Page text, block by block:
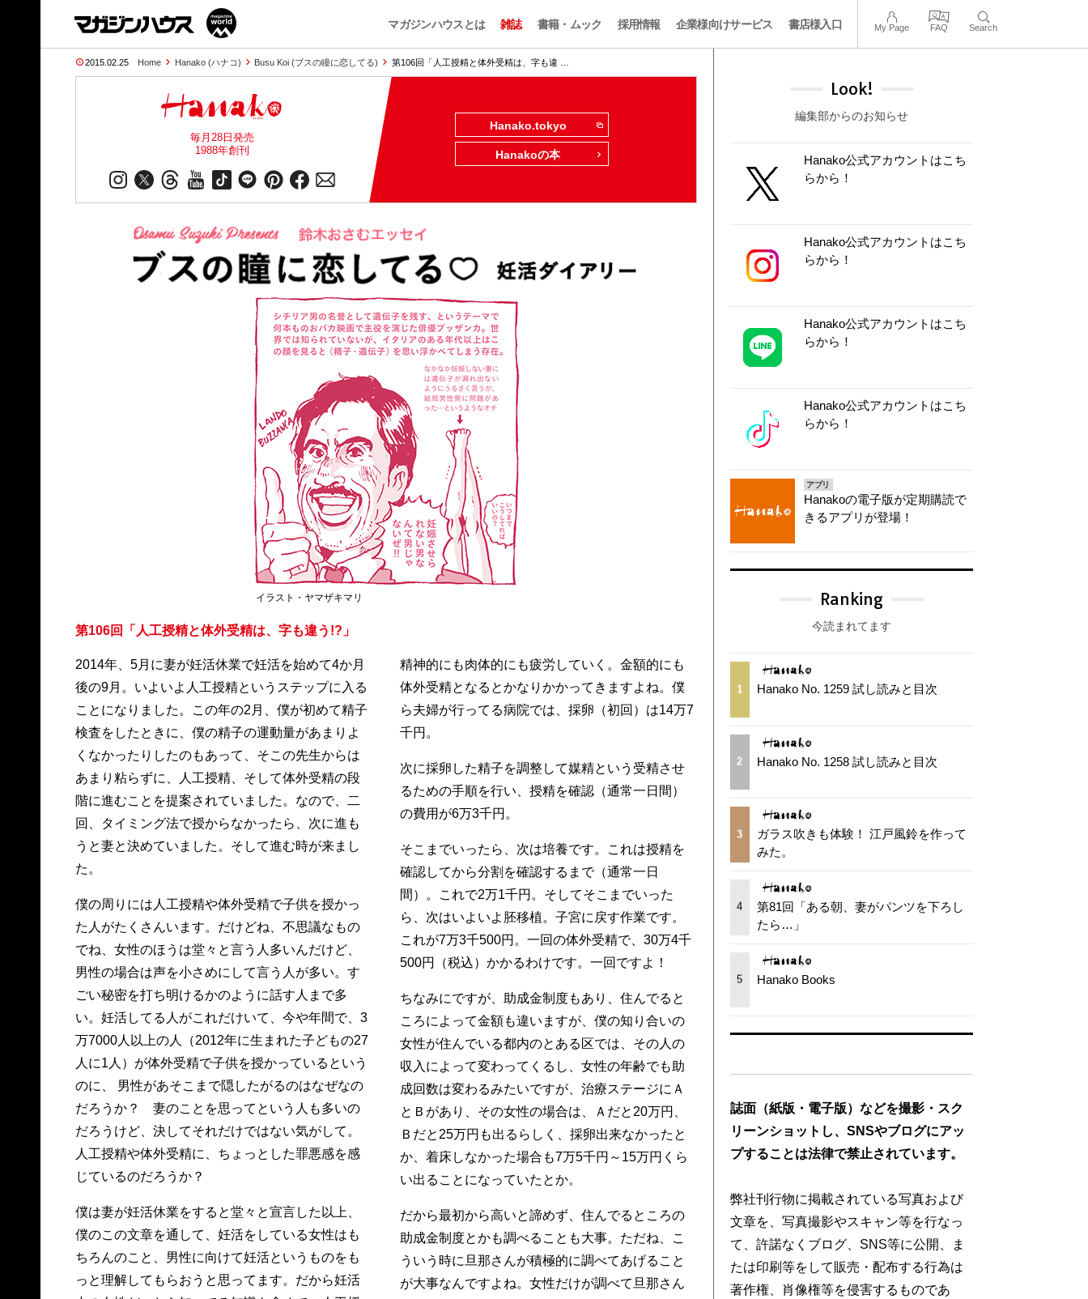
マガジンハウスとは 雑誌 書籍・ムック 採用情報 企業様向けサービス 書店様入口 My Page FAQ Search
2015.02.25 Home Hanako (ハナコ) Busu Koi (ブスの瞳に恋してる) 第106回「人工授精と体外受精は、字も違 …
毎月28日発売
1988年創刊
Hanako.tokyo
Hanakoの本
イラスト・ヤマザキマリ
第106回「人工授精と体外受精は、字も違う!?」
2014年、5月に妻が妊活休業で妊活を始めて4か月
後の9月。いよいよ人工授精というステップに入る
ことになりました。この年の2月、僕が初めて精子
検査をしたときに、僕の精子の運動量があまりよ
くなかったりしたのもあって、そこの先生からは
あまり粘らずに、人工授精、そして体外受精の段
階に進むことを提案されていました。なので、二
回、タイミング法で授からなかったら、次に進も
うと妻と決めていました。そして進む時が来まし
た。
僕の周りには人工授精や体外受精で子供を授かっ
た人がたくさんいます。だけどね、不思議なもの
でね、女性のほうは堂々と言う人多いんだけど、
男性の場合は声を小さめにして言う人が多い。す
ごい秘密を打ち明けるかのように話す人まで多
い。妊活してる人がこれだけいて、今や年間で、3
万7000人以上の人（2012年に生まれた子どもの27
人に1人）が体外受精で子供を授かっているという
のに、 男性があそこまで隠したがるのはなぜなの
だろうか？ 妻のことを思ってという人も多いの
だろうけど、決してそれだけではない気がして。
人工授精や体外受精に、ちょっとした罪悪感を感
じているのだろうか？
僕は妻が妊活休業をすると堂々と宣言した以上、
僕のこの文章を通して、妊活をしている女性はも
ちろんのこと、男性に向けて妊活というものをも
っと理解してもらおうと思ってます。だから妊活
精神的にも肉体的にも疲労していく。金額的にも
体外受精となるとかなりかかってきますよね。僕
ら夫婦が行ってる病院では、採卵（初回）は14万7
千円。
次に採卵した精子を調整して媒精という受精させ
るための手順を行い、授精を確認（通常一日間）
の費用が6万3千円。
そこまでいったら、次は培養です。これは授精を
確認してから分割を確認するまで（通常一日
間）。これで2万1千円。そしてそこまでいった
ら、次はいよいよ胚移植。子宮に戻す作業です。
これが7万3千500円。一回の体外受精で、30万4千
500円（税込）かかるわけです。一回ですよ！
ちなみにですが、助成金制度もあり、住んでると
ころによって金額も違いますが、僕の知り合いの
女性が住んでいる都内のとある区では、その人の
収入によって変わってくるし、女性の年齢でも助
成回数は変わるみたいですが、治療ステージにＡ
とＢがあり、その女性の場合は、Ａだと20万円、
Ｂだと25万円も出るらしく、採卵出来なかったと
か、着床しなかった場合も7万5千円～15万円くら
い出ることになっていたとか。
だから最初から高いと諦めず、住んでるところの
助成金制度とかも調べることも大事。ただね、こ
ういう時に旦那さんが積極的に調べてあげること
が大事なんですよね。女性だけが調べて旦那さん
Look!
編集部からのお知らせ
Hanako公式アカウントはこち
らから！
Hanako公式アカウントはこち
らから！
Hanako公式アカウントはこち
らから！
Hanako公式アカウントはこち
らから！
アプリ
Hanakoの電子版が定期購読で
きるアプリが登場！
Ranking
今読まれてます
1 Hanako No. 1259 試し読みと目次
2 Hanako No. 1258 試し読みと目次
3
ガラス吹きも体験！ 江戸風鈴を作って
みた。
4
第81回「ある朝、妻がパンツを下ろし
たら…」
5 Hanako Books
誌面（紙版・電子版）などを撮影・スク
リーンショットし、SNSやブログにアッ
プすることは法律で禁止されています。
弊社刊行物に掲載されている写真および
文章を、写真撮影やスキャン等を行なっ
て、許諾なくブログ、SNS等に公開、ま
たは印刷等をして販売・配布する行為は
著作権、肖像権等を侵害するものであ